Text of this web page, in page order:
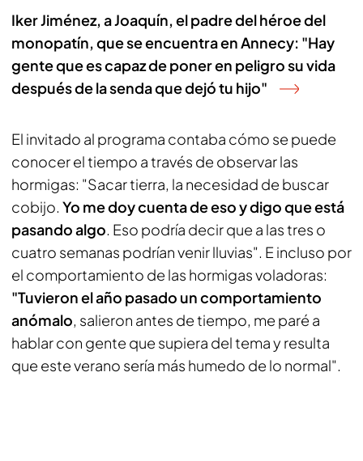
Iker Jiménez, a Joaquín, el padre del héroe del
monopatín, que se encuentra en Annecy: "Hay
gente que es capaz de poner en peligro su vida
después de la senda que dejó tu hijo"
El invitado al programa contaba cómo se puede
conocer el tiempo a través de observar las
hormigas: "Sacar tierra, la necesidad de buscar
cobijo. Yo me doy cuenta de eso y digo que está
pasando algo. Eso podría decir que a las tres o
cuatro semanas podrían venir lluvias". E incluso por
el comportamiento de las hormigas voladoras:
"Tuvieron el año pasado un comportamiento
anómalo, salieron antes de tiempo, me paré a
hablar con gente que supiera del tema y resulta
que este verano sería más humedo de lo normal".